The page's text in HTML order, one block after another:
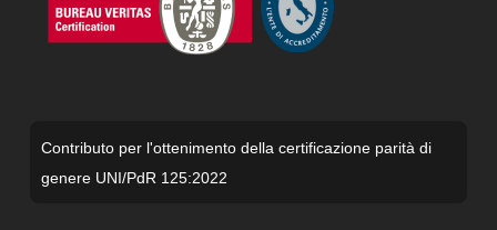
Contributo per l'ottenimento della certificazione parità di
genere UNI/PdR 125:2022